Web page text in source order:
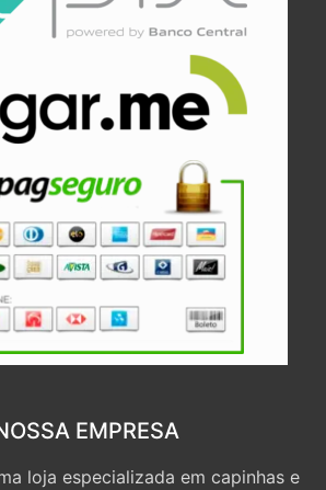
EMPRESA
loja especializada em capinhas e